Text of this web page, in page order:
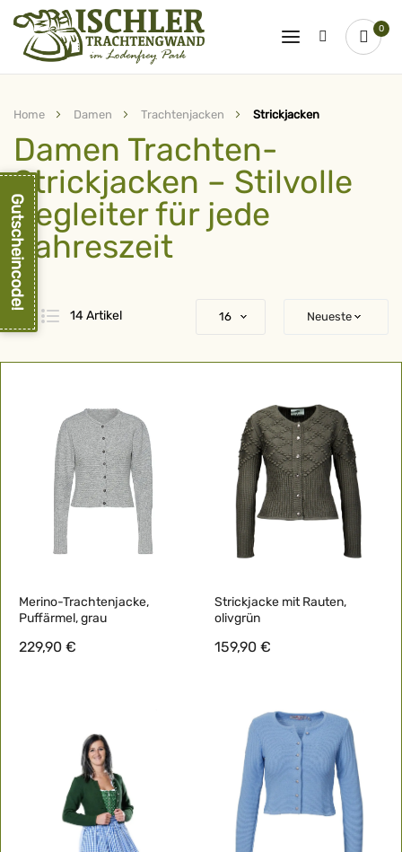
0
Home Damen Trachtenjacken Strickjacken
Damen Trachten-
Strickjacken – Stilvolle
Begleiter für jede
Jahreszeit
Raster Liste
14Artikel
Merino-Trachtenjacke,
Puffärmel, grau
229,90 €
Strickjacke mit Rauten,
olivgrün
159,90 €
Gutscheincode!